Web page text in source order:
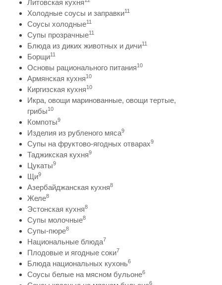
Литовская кухня
Холодные соусы и заправки11
Соусы холодные11
Супы прозрачные11
Блюда из диких животных и дичи11
Борщи11
Основы рационального питания10
Армянская кухня10
Киргизская кухня10
Икра, овощи маринованные, овощи тертые,
грибы10
Компоты9
Изделия из рубленого мяса9
Супы на фруктово-ягодных отварах9
Таджикская кухня9
Цукаты9
Щи9
Азербайджанская кухня8
Желе8
Эстонская кухня8
Супы молочные8
Супы-пюре8
Национальные блюда7
Плодовые и ягодные соки7
Блюда национальных кухонь6
Соусы белые на мясном бульоне6
6